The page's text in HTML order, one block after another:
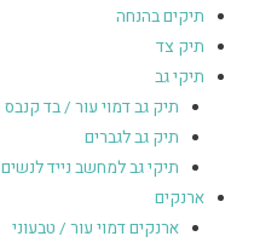
תיקים בהנחה
תיק צד
תיקי גב
תיק גב דמוי עור / בד קנבס
תיק גב לגברים
תיקי גב למחשב נייד לנשים
ארנקים
ארנקים דמוי עור / טבעוני